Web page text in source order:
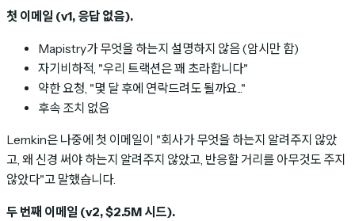
첫 이메일 (v1, 응답 없음).
Mapistry가 무엇을 하는지 설명하지 않음 (암시만 함)
자기비하적, "우리 트랙션은 꽤 초라합니다"
약한 요청, "몇 달 후에 연락드려도 될까요..."
후속 조치 없음
Lemkin은 나중에 첫 이메일이 "회사가 무엇을 하는지 알려주지 않았
고, 왜 신경 써야 하는지 알려주지 않았고, 반응할 거리를 아무것도 주지
않았다"고 말했습니다.
두 번째 이메일 (v2, $2.5M 시드).